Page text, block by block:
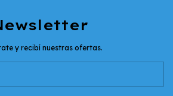
y recibí nuestras ofertas.